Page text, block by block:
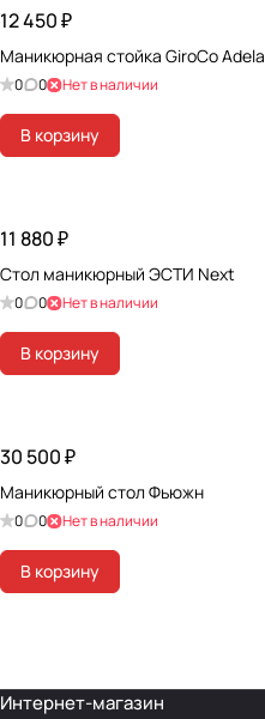
12 450 ₽
Маникюрная стойка GiroCo Adela
0 0 Нет в наличии
В корзину
11 880 ₽
Стол маникюрный ЭСТИ Next
0 0 Нет в наличии
В корзину
30 500 ₽
Маникюрный стол Фьюжн
0 0 Нет в наличии
В корзину
Интернет-магазин